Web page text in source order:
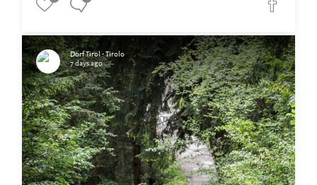
Dorf Tirol - Tirolo
7 days ago